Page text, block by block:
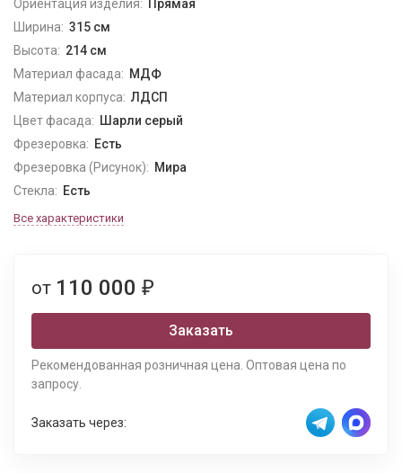
Ориентация изделия: Прямая
Ширина: 315 см
Высота: 214 см
Материал фасада: МДФ
Материал корпуса: ЛДСП
Цвет фасада: Шарли серый
Фрезеровка: Есть
Фрезеровка (Рисунок): Мира
Стекла: Есть
Все характеристики
от 110 000 ₽
Заказать
Рекомендованная розничная цена. Оптовая цена по
запросу.
Заказать через: